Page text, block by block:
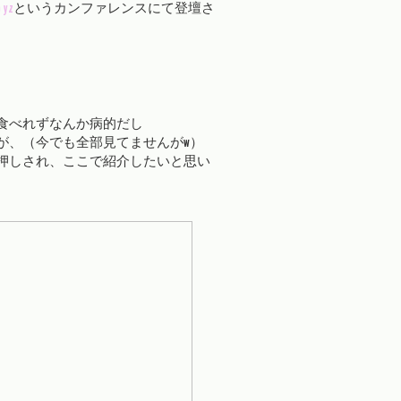
yzというカンファレンスにて登壇さ
べれずなんか病的だし
（今でも全部見てませんがw）
しされ、ここで紹介したいと思い